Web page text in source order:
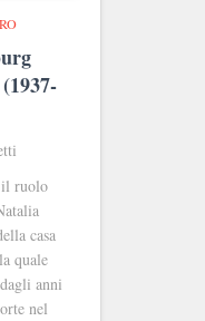
il ruolo
casa
quale
anni
nel